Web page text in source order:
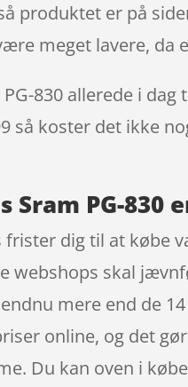
produktet er på
meget lavere, da
830 allerede i
så koster det ikke
Sram PG-
dig til at købe
webshops skal
mere end de
online, og det
Du kan oven i